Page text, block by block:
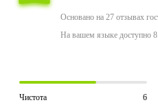
Основано на 27 отзывах
На вашем языке доступно
Чистота 6